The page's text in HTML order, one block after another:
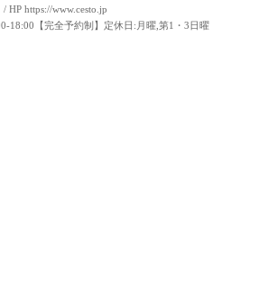
/ HP https://www.cesto.jp
18:00【完全予約制】定休日:月曜,第1・3日曜